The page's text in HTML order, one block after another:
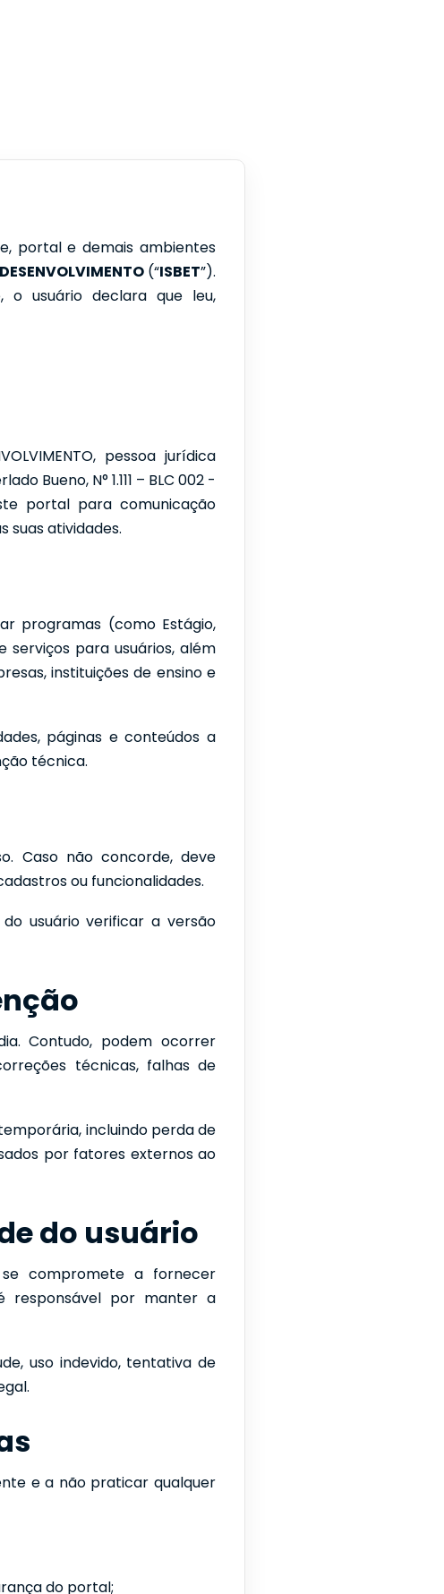
portal e demais ambientes
(“ISBET”).
o usuário declara que leu,
pessoa jurídica
Bueno, N° 1.111 – BLC 002 -
portal para comunicação
suas atividades.
programas (como Estágio,
serviços para usuários, além
instituições de ensino e
páginas e conteúdos a
técnica.
Caso não concorde, deve
ou funcionalidades.
usuário verificar a versão
Contudo, podem ocorrer
técnicas, falhas de
incluindo perda de
por fatores externos ao
do usuário
compromete a fornecer
responsável por manter a
uso indevido, tentativa de
e a não praticar qualquer
do portal;